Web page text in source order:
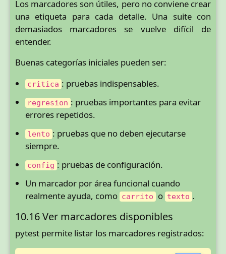
Los marcadores son útiles, pero no conviene crear
una etiqueta para cada detalle. Una suite con
demasiados marcadores se vuelve difícil de
entender.
Buenas categorías iniciales pueden ser:
critica : pruebas indispensables.
regresion : pruebas importantes para evitar
errores repetidos.
lento : pruebas que no deben ejecutarse
siempre.
config : pruebas de configuración.
Un marcador por área funcional cuando
realmente ayuda, como carrito o texto .
10.16 Ver marcadores disponibles
pytest permite listar los marcadores registrados: